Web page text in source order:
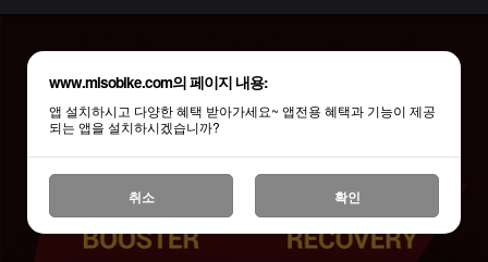
www.misobike.com의 페이지 내용:
앱 설치하시고 다양한 혜택 받아가세요~ 앱전용 혜택과 기능이 제공
되는 앱을 설치하시겠습니까?
취소 확인